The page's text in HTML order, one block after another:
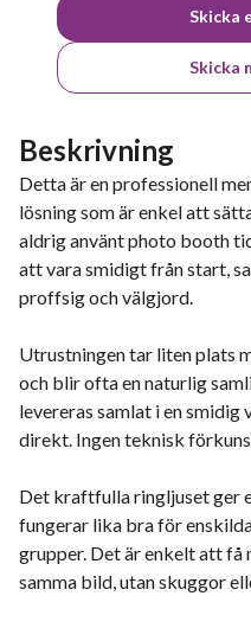
Skicka
Skicka
Beskrivning
Detta är en professionell
lösning som är enkel att
aldrig använt photo booth
att vara smidigt från start,
proffsig och välgjord.
Utrustningen tar liten plats
och blir ofta en naturlig
levereras samlat i en smidig
direkt. Ingen teknisk
Det kraftfulla ringljuset ger
fungerar lika bra för
grupper. Det är enkelt att få
samma bild, utan skuggor